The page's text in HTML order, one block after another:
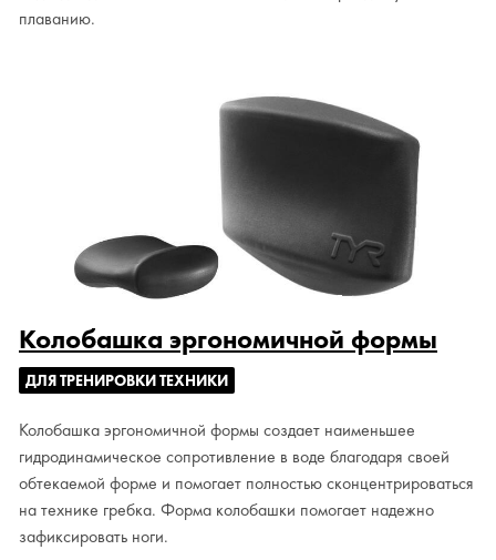
плаванию.
Колобашка эргономичной формы
ДЛЯ ТРЕНИРОВКИ ТЕХНИКИ
Колобашка эргономичной формы создает наименьшее
гидродинамическое сопротивление в воде благодаря своей
обтекаемой форме и помогает полностью сконцентрироваться
на технике гребка. Форма колобашки помогает надежно
зафиксировать ноги.